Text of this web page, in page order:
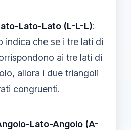
Lato-Lato (L-L-L):
indica che se i tre lati di
ai tre lati di
allora i due triangoli
congruenti.
Lato-Angolo (A-